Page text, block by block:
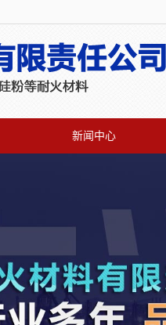
新闻中心